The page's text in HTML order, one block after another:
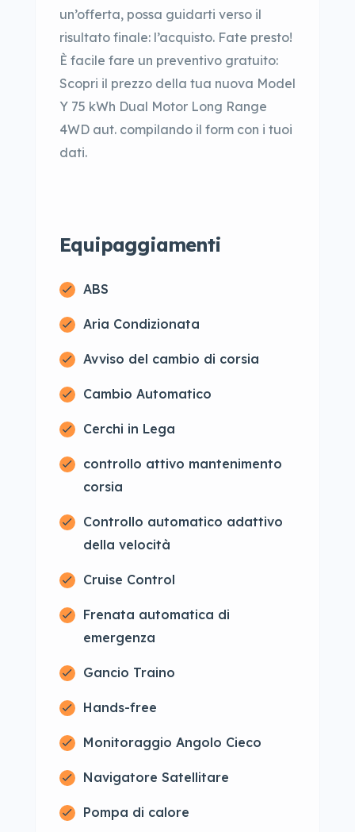
un’offerta, possa guidarti verso il
risultato finale: l’acquisto. Fate presto!
È facile fare un preventivo gratuito:
Scopri il prezzo della tua nuova Model
Y 75 kWh Dual Motor Long Range
4WD aut. compilando il form con i tuoi
dati.
Equipaggiamenti
ABS
Aria Condizionata
Avviso del cambio di corsia
Cambio Automatico
Cerchi in Lega
controllo attivo mantenimento
corsia
Controllo automatico adattivo
della velocità
Cruise Control
Frenata automatica di
emergenza
Gancio Traino
Hands-free
Monitoraggio Angolo Cieco
Navigatore Satellitare
Pompa di calore